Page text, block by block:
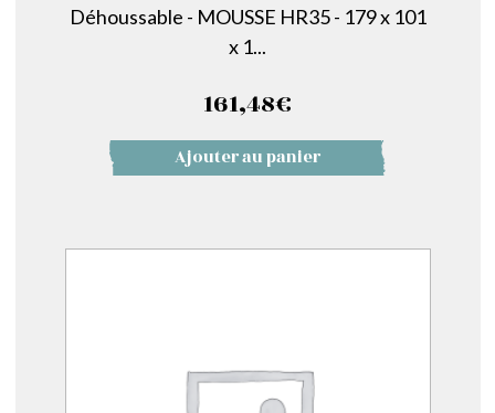
Déhoussable - MOUSSE HR35 - 179 x 101
x 1...
161,48€
Ajouter au panier